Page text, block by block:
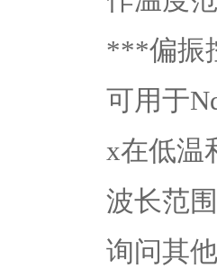
***偏振
可用于
x在低温
波长范围
询问其